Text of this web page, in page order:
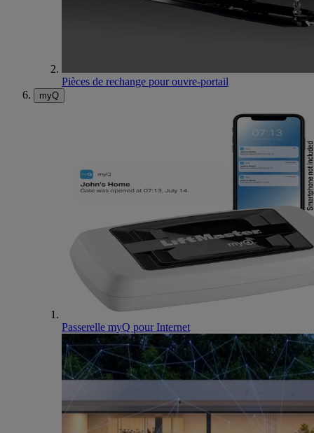
Pièces de rechange pour ouvre-portail
myQ
Passerelle myQ pour Internet